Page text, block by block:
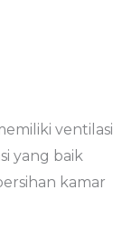
ventilasi
yang baik
kamar